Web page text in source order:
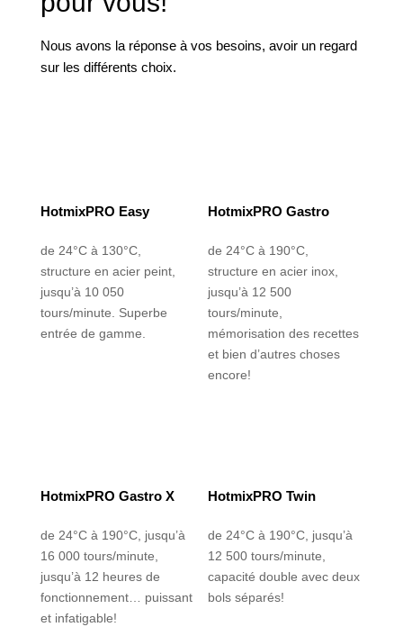
Nous avons la réponse à vos besoins, avoir un regard
sur les différents choix.
HotmixPRO Easy
de 24°C à 130°C,
structure en acier peint,
jusqu’à 10 050
tours/minute. Superbe
entrée de gamme.
HotmixPRO Gastro
de 24°C à 190°C,
structure en acier inox,
jusqu’à 12 500
tours/minute,
mémorisation des recettes
et bien d’autres choses
encore!
HotmixPRO Gastro X
de 24°C à 190°C, jusqu’à
16 000 tours/minute,
jusqu’à 12 heures de
fonctionnement… puissant
et infatigable!
HotmixPRO Twin
de 24°C à 190°C, jusqu’à
12 500 tours/minute,
capacité double avec deux
bols séparés!